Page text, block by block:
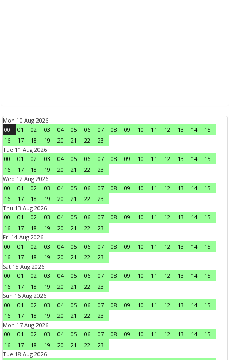
Mon 10 Aug 2026
00
01 02 03 04 05 06 07 08 09 10 11 12 13 14
15
16
17 18 19 20 21 22
23
Tue 11 Aug 2026
00
01 02 03 04 05 06 07 08 09 10 11 12 13 14
15
16
17 18 19 20 21 22
23
Wed 12 Aug 2026
00
01 02 03 04 05 06 07 08 09 10 11 12 13 14
15
16
17 18 19 20 21 22
23
Thu 13 Aug 2026
00
01 02 03 04 05 06 07 08 09 10 11 12 13 14
15
16
17 18 19 20 21 22
23
Fri 14 Aug 2026
00
01 02 03 04 05 06 07 08 09 10 11 12 13 14
15
16
17 18 19 20 21 22
23
Sat 15 Aug 2026
00
01 02 03 04 05 06 07 08 09 10 11 12 13 14
15
16
17 18 19 20 21 22
23
Sun 16 Aug 2026
00
01 02 03 04 05 06 07 08 09 10 11 12 13 14
15
16
17 18 19 20 21 22
23
Mon 17 Aug 2026
00
01 02 03 04 05 06 07 08 09 10 11 12 13 14
15
16
17 18 19 20 21 22
23
Tue 18 Aug 2026